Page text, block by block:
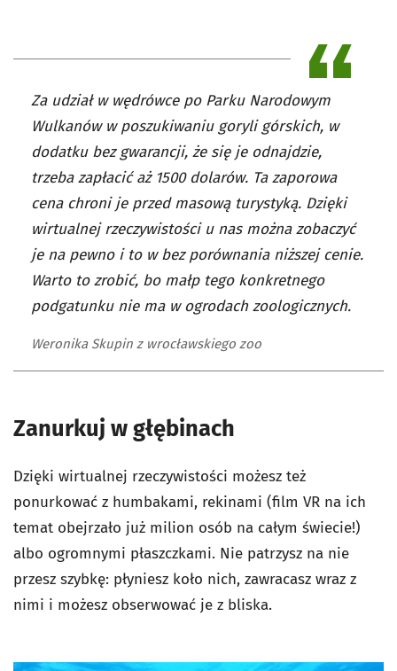
Za udział w wędrówce po Parku Narodowym
Wulkanów w poszukiwaniu goryli górskich, w
dodatku bez gwarancji, że się je odnajdzie,
trzeba zapłacić aż 1500 dolarów. Ta zaporowa
cena chroni je przed masową turystyką. Dzięki
wirtualnej rzeczywistości u nas można zobaczyć
je na pewno i to w bez porównania niższej cenie.
Warto to zrobić, bo małp tego konkretnego
podgatunku nie ma w ogrodach zoologicznych.
Weronika Skupin z wrocławskiego zoo
Zanurkuj w głębinach
Dzięki wirtualnej rzeczywistości możesz też
ponurkować z humbakami, rekinami (film VR na ich
temat obejrzało już milion osób na całym świecie!)
albo ogromnymi płaszczkami. Nie patrzysz na nie
przesz szybkę: płyniesz koło nich, zawracasz wraz z
nimi i możesz obserwować je z bliska.